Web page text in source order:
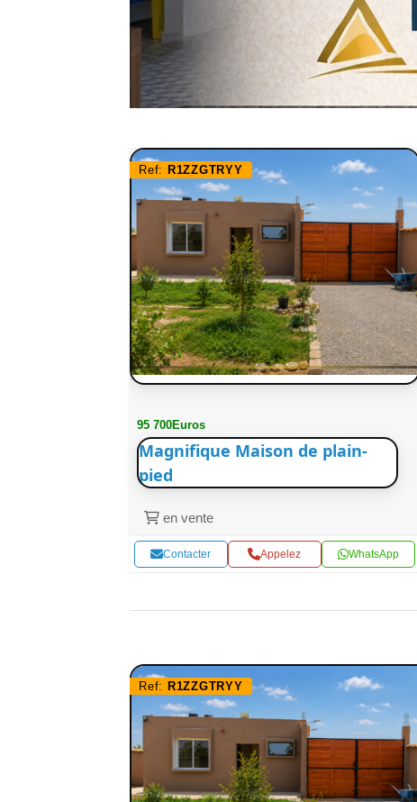
Ref: R1ZZGTRYY
95 700Euros
Magnifique Maison de plain-
pied
en vente
Contacter Appelez WhatsApp
Ref: R1ZZGTRYY